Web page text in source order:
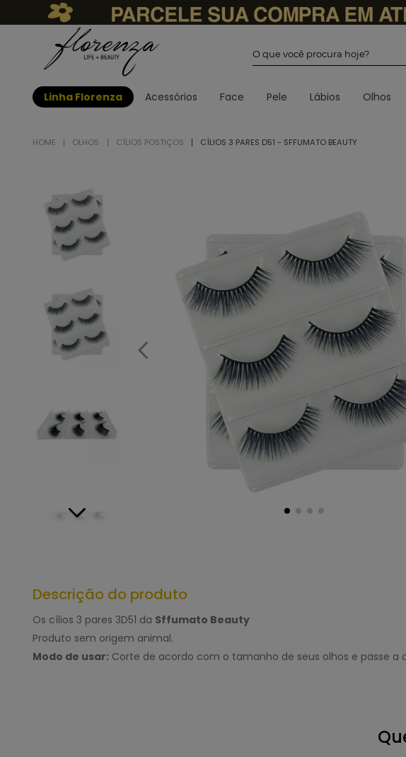
Linha Florenza Acessórios Face Pele Lábios Olhos
OLHOS CÍLIOS POSTIÇOS CÍLIOS 3 PARES D51 - SFFUMATO BEAUTY
Descrição do produto
Os cílios 3 pares 3D51 da Sffumato Beauty
Produto sem origem animal.
Modo de usar: Corte de acordo com o tamanho de seus olhos e passe a